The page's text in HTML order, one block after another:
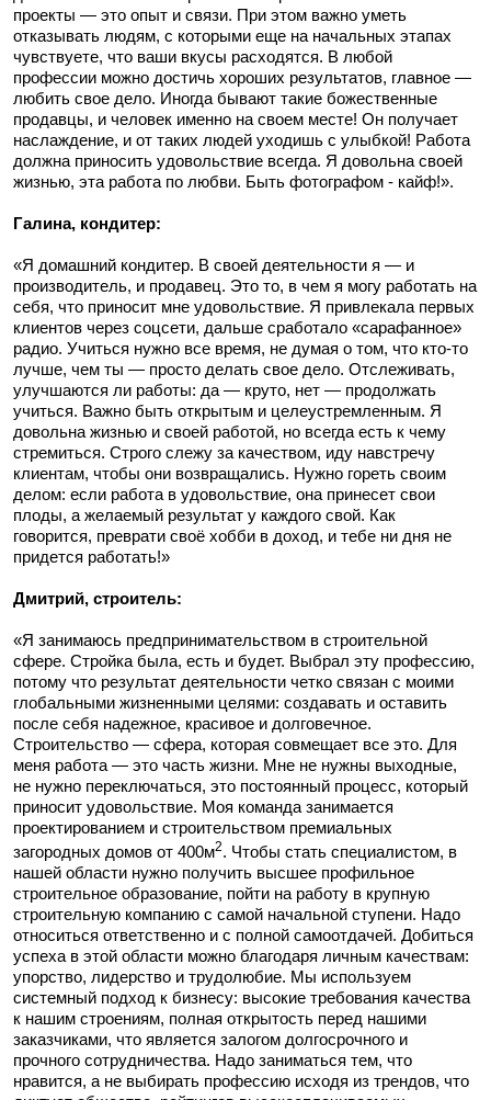
проекты — это опыт и связи. При этом важно уметь
отказывать людям, с которыми еще на начальных этапах
чувствуете, что ваши вкусы расходятся. В любой
профессии можно достичь хороших результатов, главное —
любить свое дело. Иногда бывают такие божественные
продавцы, и человек именно на своем месте! Он получает
наслаждение, и от таких людей уходишь с улыбкой! Работа
должна приносить удовольствие всегда. Я довольна своей
жизнью, эта работа по любви. Быть фотографом - кайф!».
Галина, кондитер:
«Я домашний кондитер. В своей деятельности я — и
производитель, и продавец. Это то, в чем я могу работать на
себя, что приносит мне удовольствие. Я привлекала первых
клиентов через соцсети, дальше сработало «сарафанное»
радио. Учиться нужно все время, не думая о том, что кто-то
лучше, чем ты — просто делать свое дело. Отслеживать,
улучшаются ли работы: да — круто, нет — продолжать
учиться. Важно быть открытым и целеустремленным. Я
довольна жизнью и своей работой, но всегда есть к чему
стремиться. Строго слежу за качеством, иду навстречу
клиентам, чтобы они возвращались. Нужно гореть своим
делом: если работа в удовольствие, она принесет свои
плоды, а желаемый результат у каждого свой. Как
говорится, преврати своё хобби в доход, и тебе ни дня не
придется работать!»
Дмитрий, строитель:
«Я занимаюсь предпринимательством в строительной
сфере. Стройка была, есть и будет. Выбрал эту профессию,
потому что результат деятельности четко связан с моими
глобальными жизненными целями: создавать и оставить
после себя надежное, красивое и долговечное.
Строительство — сфера, которая совмещает все это. Для
меня работа — это часть жизни. Мне не нужны выходные,
не нужно переключаться, это постоянный процесс, который
приносит удовольствие. Моя команда занимается
проектированием и строительством премиальных
загородных домов от 400м2. Чтобы стать специалистом, в
нашей области нужно получить высшее профильное
строительное образование, пойти на работу в крупную
строительную компанию с самой начальной ступени. Надо
относиться ответственно и с полной самоотдачей. Добиться
успеха в этой области можно благодаря личным качествам:
упорство, лидерство и трудолюбие. Мы используем
системный подход к бизнесу: высокие требования качества
к нашим строениям, полная открытость перед нашими
заказчиками, что является залогом долгосрочного и
прочного сотрудничества. Надо заниматься тем, что
нравится, а не выбирать профессию исходя из трендов, что